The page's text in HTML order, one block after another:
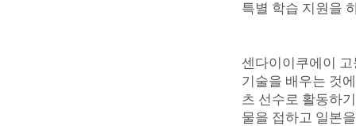
특별 학습 지원을
센다이이쿠에이
기술을 배우는 것
츠 선수로 활동하
물을 접하고 일본